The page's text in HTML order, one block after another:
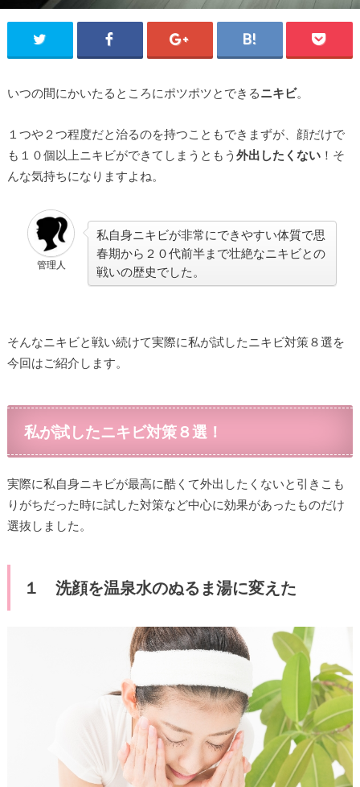
いつの間にかいたるところにポツポツとできるニキビ。
１つや２つ程度だと治るのを持つこともできまずが、顔だけで
も１０個以上ニキビができてしまうともう 外出したくない！そ
んな気持ちになりますよね。
管理人
私自身ニキビが非常にできやすい体質で思
春期から２０代前半まで壮絶なニキビとの
戦いの歴史でした。
そんなニキビと戦い続けて実際に私が試したニキビ対策８選を
今回はご紹介します。
私が試したニキビ対策８選！
実際に私自身ニキビが最高に酷くて外出したくないと引きこも
りがちだった時に試した対策など中心に効果があったものだけ
選抜しました。
１ 洗顔を温泉水のぬるま湯に変えた